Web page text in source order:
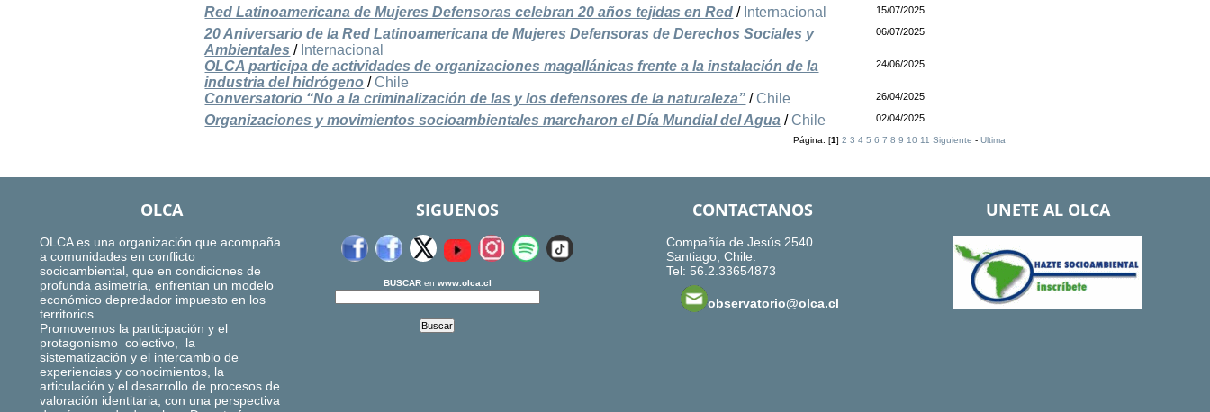
Red Latinoamericana de Mujeres Defensoras celebran 20 años tejidas en Red / Internacional 15/07/2025
20 Aniversario de la Red Latinoamericana de Mujeres Defensoras de Derechos Sociales y
Ambientales / Internacional
06/07/2025
OLCA participa de actividades de organizaciones magallánicas frente a la instalación de la
industria del hidrógeno / Chile
24/06/2025
Conversatorio “No a la criminalización de las y los defensores de la naturaleza” / Chile 26/04/2025
Organizaciones y movimientos socioambientales marcharon el Día Mundial del Agua / Chile 02/04/2025
Página: [1] 2 3 4 5 6 7 8 9 10 11 Siguiente - Ultima
OLCA
OLCA es una organización que acompaña
a comunidades en conflicto
socioambiental, que en condiciones de
profunda asimetría, enfrentan un modelo
económico depredador impuesto en los
territorios.
Promovemos la participación y el
protagonismo colectivo, la
sistematización y el intercambio de
experiencias y conocimientos, la
articulación y el desarrollo de procesos de
valoración identitaria, con una perspectiva
SIGUENOS
BUSCARen www.olca.cl
CONTACTANOS
Compañía de Jesús 2540
Santiago, Chile.
Tel: 56.2.33654873
observatorio@olca.cl
UNETE AL OLCA